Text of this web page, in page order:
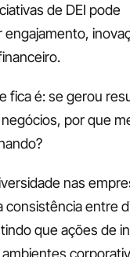
de DEI pode
fica é: se gerou
por que
nas
consistência entre
que ações de